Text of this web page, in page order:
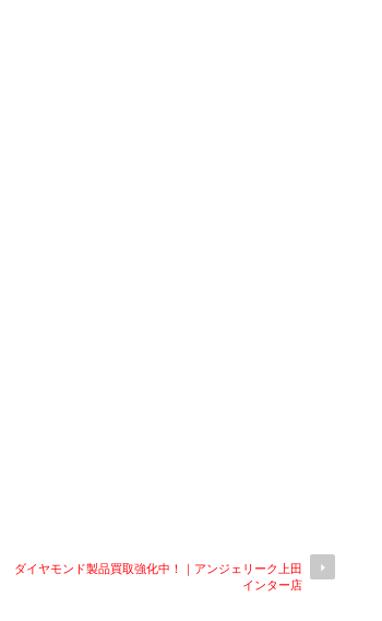
ダイヤモンド製品買取強化中！｜アンジェリーク上田
インター店